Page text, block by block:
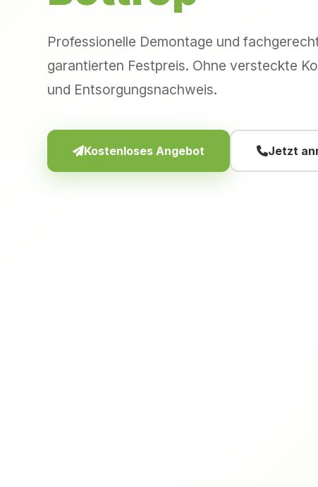
Professionelle Demontage und
garantierten Festpreis. Ohne versteckte
und Entsorgungsnachweis.
Kostenloses Angebot Jetzt